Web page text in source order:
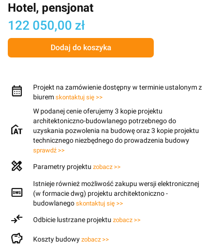
Hotel, pensjonat
Cena
122 050,00 zł
Dodaj do koszyka
Projekt na zamówienie dostępny w terminie ustalonym z
biurem skontaktuj się >>
W podanej cenie oferujemy 3 kopie projektu
architektoniczno-budowlanego potrzebnego do
uzyskania pozwolenia na budowę oraz 3 kopie projektu
technicznego niezbędnego do prowadzenia budowy
sprawdź >>
Parametry projektu zobacz >>
Istnieje również możliwość zakupu wersji elektronicznej
(w formacie dwg) projektu architektoniczno -
budowlanego skontaktuj się >>
Odbicie lustrzane projektu zobacz >>
Koszty budowy zobacz >>